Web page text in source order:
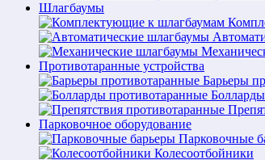
Шлагбаумы
Противотаранные устройства
Барьеры
Парковочное оборудование
Парковочные
Колесоотбойники